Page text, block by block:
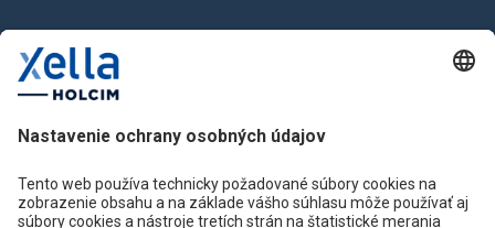
Značky
multipor
Multipor new
silka
YTONG